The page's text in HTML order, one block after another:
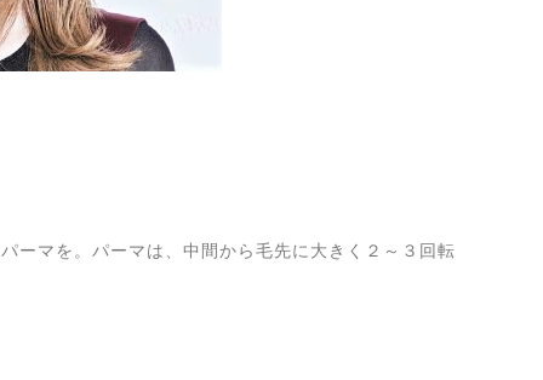
ーマを。パーマは、中間から毛先に大きく２～３回転